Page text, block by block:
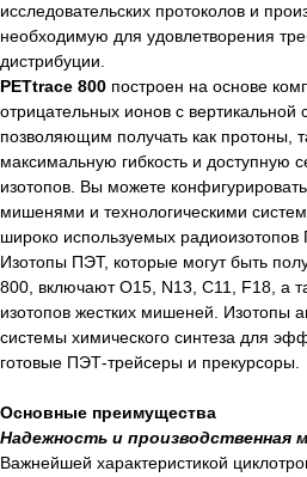
исследовательских протоколов и
необходимую для удовлетворения
дистрибуции.
PETtrace 800 построен на основе
отрицательных ионов с вертикальной
позволяющим получать как протоны,
максимальную гибкость и доступную
изотопов. Вы можете
мишенями и технологическими
широко используемых радиоизотопов
Изотопы ПЭТ, которые могут быть
800, включают O15, N13, C11, F18, а
изотопов жестких мишеней. Изотопы
системы химического синтеза для
готовые ПЭТ-трейсеры и прекурсоры.
Основные преимущества
Надежность и производственная
Важнейшей характеристикой